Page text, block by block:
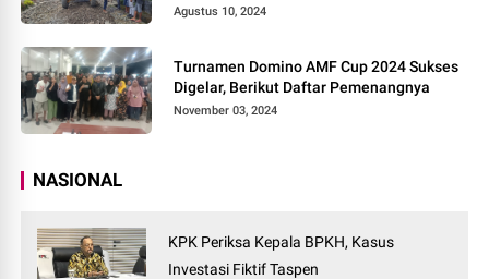
Agustus 10, 2024
Turnamen Domino AMF Cup 2024 Sukses
Digelar, Berikut Daftar Pemenangnya
November 03, 2024
NASIONAL
KPK Periksa Kepala BPKH, Kasus
Investasi Fiktif Taspen